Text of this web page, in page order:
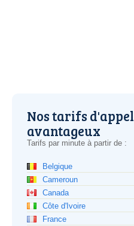
Nos tarifs d'appel
avantageux
Tarifs par minute à partir de :
Belgique
Cameroun
Canada
Côte d'Ivoire
France